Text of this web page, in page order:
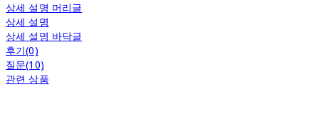
상세 설명 머리글
상세 설명
상세 설명 바닥글
후기(0)
질문(10)
관련 상품